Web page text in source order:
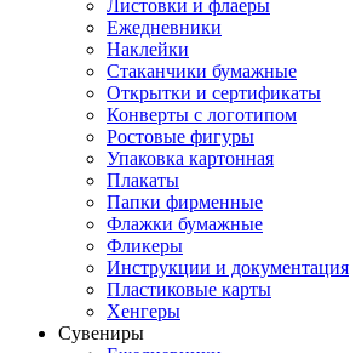
Листовки и флаеры
Ежедневники
Наклейки
Стаканчики бумажные
Открытки и сертификаты
Конверты с логотипом
Ростовые фигуры
Упаковка картонная
Плакаты
Папки фирменные
Флажки бумажные
Фликеры
Инструкции и документация
Пластиковые карты
Хенгеры
Сувениры